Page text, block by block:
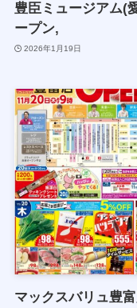
豊臣ミュージアム(
ープン,
2026年1月19日
マックスバリュ豊